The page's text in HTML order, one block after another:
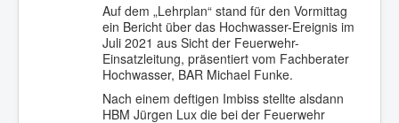
Auf dem „Lehrplan“ stand für den Vormittag
ein Bericht über das Hochwasser-Ereignis im
Juli 2021 aus Sicht der Feuerwehr-
Einsatzleitung, präsentiert vom Fachberater
Hochwasser, BAR Michael Funke.
Nach einem deftigen Imbiss stellte alsdann
HBM Jürgen Lux die bei der Feuerwehr